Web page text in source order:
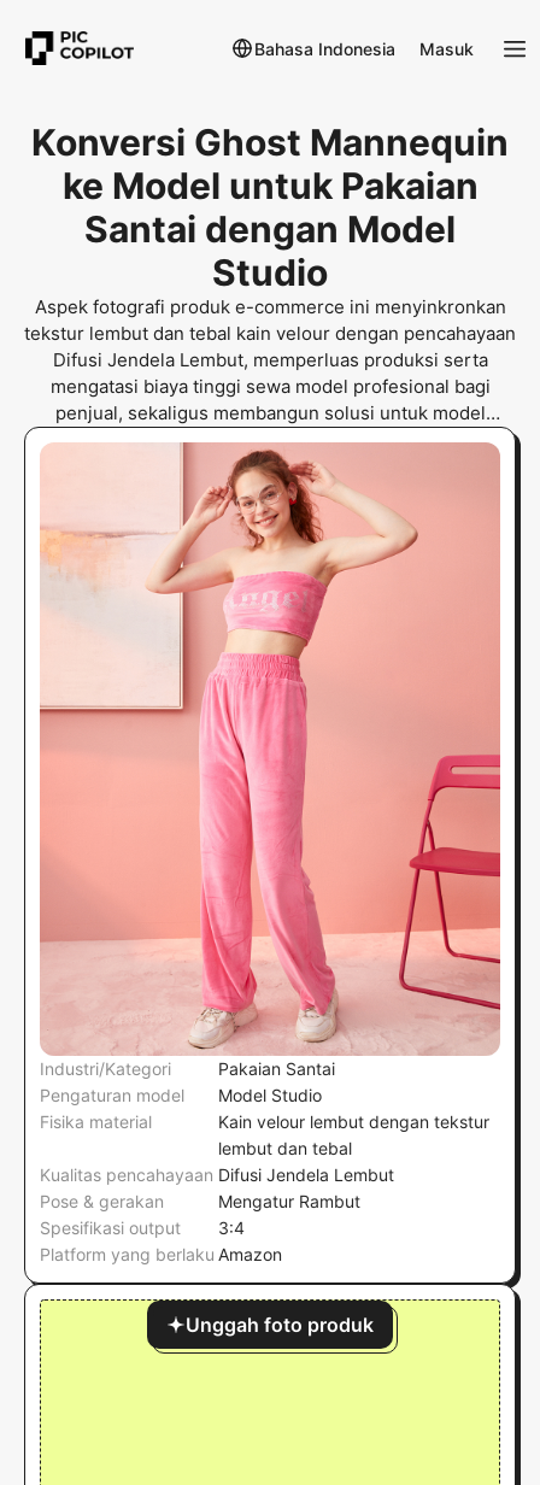
Bahasa Indonesia Masuk
Konversi Ghost Mannequin
ke Model untuk Pakaian
Santai dengan Model
Studio
Aspek fotografi produk e-commerce ini menyinkronkan
tekstur lembut dan tebal kain velour dengan pencahayaan
Difusi Jendela Lembut, memperluas produksi serta
mengatasi biaya tinggi sewa model profesional bagi
penjual, sekaligus membangun solusi untuk model
fesyen yang dihasilkan AI agar mendominasi pasar.
Industri/Kategori
Pakaian Santai
Pengaturan model
Model Studio
Fisika material
Kain velour lembut dengan tekstur
lembut dan tebal
Kualitas pencahayaan Difusi Jendela Lembut
Pose & gerakan
Mengatur Rambut
Spesifikasi output
3:4
Platform yang berlaku Amazon
Unggah foto produk